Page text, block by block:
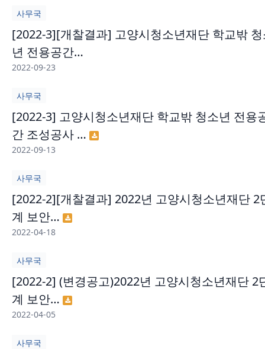
사무국
[2022-3][개찰결과] 고양시청소년재단 학교밖
년 전용공간…
2022-09-23
사무국
[2022-3] 고양시청소년재단 학교밖 청소년 전용
간 조성공사 …
2022-09-13
사무국
[2022-2][개찰결과] 2022년 고양시청소년재단 2
계 보안…
2022-04-18
사무국
[2022-2] (변경공고)2022년 고양시청소년재단 2
계 보안…
2022-04-05
사무국